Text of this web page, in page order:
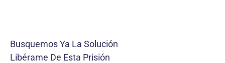
Busquemos Ya La Solución
Libérame De Esta Prisión